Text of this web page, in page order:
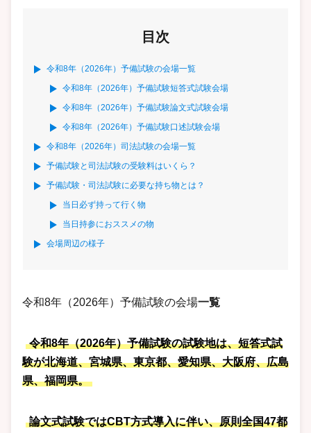
目次
令和8年（2026年）予備試験の会場一覧
令和8年（2026年）予備試験短答式試験会場
令和8年（2026年）予備試験論文式試験会場
令和8年（2026年）予備試験口述試験会場
令和8年（2026年）司法試験の会場一覧
予備試験と司法試験の受験料はいくら？
予備試験・司法試験に必要な持ち物とは？
当日必ず持って行く物
当日持参におススメの物
会場周辺の様子
令和8年（2026年）予備試験の会場一覧
令和8年（2026年）予備試験の試験地は、短答式試
験が北海道、宮城県、東京都、愛知県、大阪府、広島
県、福岡県。
論文式試験ではCBT方式導入に伴い、原則全国47都